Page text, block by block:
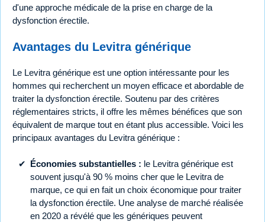
d'une approche médicale de la prise en charge de la
dysfonction érectile.
Avantages du Levitra générique
Le Levitra générique est une option intéressante pour les
hommes qui recherchent un moyen efficace et abordable de
traiter la dysfonction érectile. Soutenu par des critères
réglementaires stricts, il offre les mêmes bénéfices que son
équivalent de marque tout en étant plus accessible. Voici les
principaux avantages du Levitra générique :
Économies substantielles : le Levitra générique est
souvent jusqu'à 90 % moins cher que le Levitra de
marque, ce qui en fait un choix économique pour traiter
la dysfonction érectile. Une analyse de marché réalisée
en 2020 a révélé que les génériques peuvent